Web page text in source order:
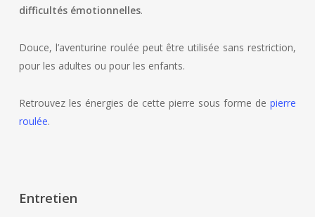
difficultés émotionnelles.
Douce, l’aventurine roulée peut être utilisée sans restriction,
pour les adultes ou pour les enfants.
Retrouvez les énergies de cette pierre sous forme depierre
roulée.
Entretien